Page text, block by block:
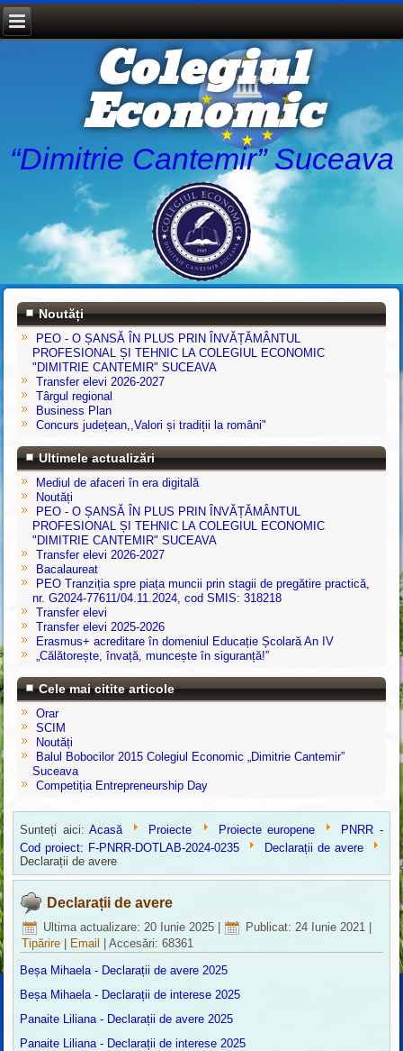
Colegiul
Economic
“Dimitrie Cantemir” Suceava
Noutăți
PEO - O ȘANSĂ ÎN PLUS PRIN ÎNVĂȚĂMÂNTUL
PROFESIONAL ȘI TEHNIC LA COLEGIUL ECONOMIC
"DIMITRIE CANTEMIR" SUCEAVA
Transfer elevi 2026-2027
Târgul regional
Business Plan
Concurs județean,,Valori și tradiții la români"
Ultimele actualizări
Mediul de afaceri în era digitală
Noutăți
PEO - O ȘANSĂ ÎN PLUS PRIN ÎNVĂȚĂMÂNTUL
PROFESIONAL ȘI TEHNIC LA COLEGIUL ECONOMIC
"DIMITRIE CANTEMIR" SUCEAVA
Transfer elevi 2026-2027
Bacalaureat
PEO Tranziția spre piața muncii prin stagii de pregătire practică,
nr. G2024-77611/04.11.2024, cod SMIS: 318218
Transfer elevi
Transfer elevi 2025-2026
Erasmus+ acreditare în domeniul Educație Școlară An IV
„Călătorește, învață, muncește în siguranță!”
Cele mai citite articole
Orar
SCIM
Noutăți
Balul Bobocilor 2015 Colegiul Economic „Dimitrie Cantemir”
Suceava
Competiția Entrepreneurship Day
Sunteți aici: Acasă Proiecte Proiecte europene
PNRR -
Cod proiect: F-PNRR-DOTLAB-2024-0235
Declarații de avere
Declarații de avere
Declarații de avere
Ultima actualizare: 20 Iunie 2025 Publicat: 24 Iunie 2021
Tipărire
Email |Accesări: 68361
Beșa Mihaela - Declarații de avere 2025
Beșa Mihaela - Declarații de interese 2025
Panaite Liliana - Declarații de avere 2025
Panaite Liliana - Declarații de interese 2025